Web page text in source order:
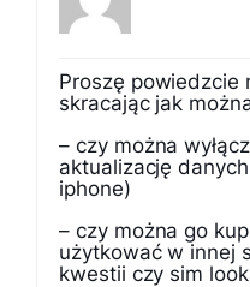
Proszę powiedzcie
skracając jak
– czy można
aktualizację
iphone)
– czy można go
użytkować w innej
kwestii czy sim